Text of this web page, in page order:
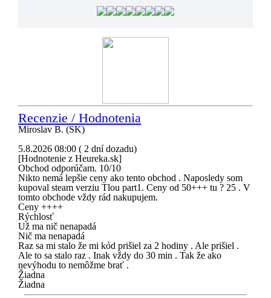
Recenzie / Hodnotenia
Miroslav B. (SK)
5.8.2026 08:00 ( 2 dní dozadu)
[Hodnotenie z Heureka.sk]
Obchod odporúčam. 10/10
Nikto nemá lepšie ceny ako tento obchod . Naposledy som
kupoval steam verziu Tlou part1. Ceny od 50+++ tu ? 25 . V
tomto obchode vždy rád nakupujem.
Ceny ++++
Rýchlosť
Už ma nič nenapadá
Nič ma nenapadá
Raz sa mi stalo že mi kód prišiel za 2 hodiny . Ale prišiel .
Ale to sa stalo raz . Inak vždy do 30 min . Tak že ako
nevýhodu to nemôžme brať .
Žiadna
Žiadna